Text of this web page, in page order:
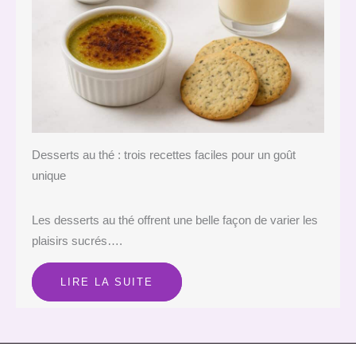
Desserts au thé : trois recettes faciles pour un goût
unique
Les desserts au thé offrent une belle façon de varier les
plaisirs sucrés….
LIRE LA SUITE